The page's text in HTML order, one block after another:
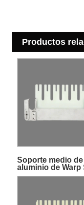
Productos
Soporte medio de
aluminio de Warp
Motion para